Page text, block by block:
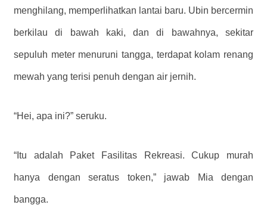
menghilang, memperlihatkan lantai baru. Ubin bercermin
berkilau di bawah kaki, dan di bawahnya, sekitar
sepuluh meter menuruni tangga, terdapat kolam renang
mewah yang terisi penuh dengan air jernih.
“Hei, apa ini?” seruku.
“Itu adalah Paket Fasilitas Rekreasi. Cukup murah
hanya dengan seratus token,” jawab Mia dengan
bangga.